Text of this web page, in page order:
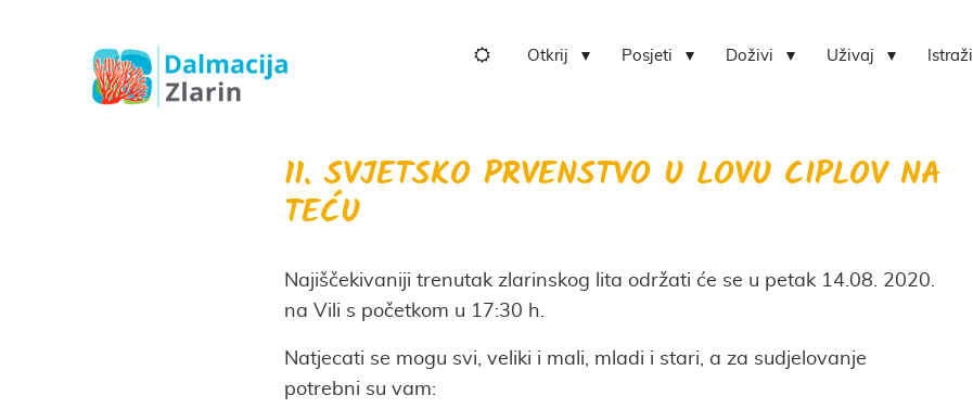
Otkrij Posjeti Doživi Uživaj Istraži
11. SVJETSKO PRVENSTVO U LOVU CIPLOV NA
TEĆU
Najiščekivaniji trenutak zlarinskog lita održati će se u petak 14.08. 2020.
na Vili s početkom u 17:30 h.
Natjecati se mogu svi, veliki i mali, mladi i stari, a za sudjelovanje
potrebni su vam: